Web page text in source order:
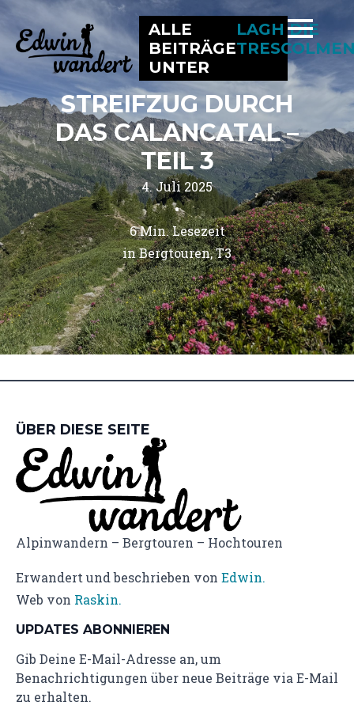
ALLE
BEITRÄGE
UNTER
LAGH DIE
STREIFZUG DURCH
DAS CALANCATAL –
TEIL 3
4. Juli 2025
•
6Min. Lesezeit
in Bergtouren T3
ÜBER DIESE SEITE
Alpinwandern – Bergtouren – Hochtouren
Erwandert und beschrieben von Edwin.
Web von Raskin.
UPDATES ABONNIEREN
Gib Deine E-Mail-Adresse an, um
Benachrichtigungen über neue Beiträge via E-Mail
zu erhalten.